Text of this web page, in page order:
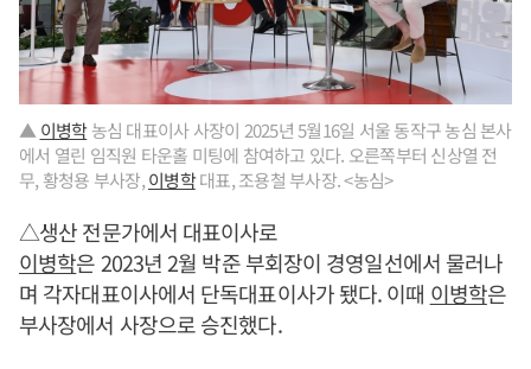
▲ 이병학농심 대표이사 사장이 2025년 5월16일 서울 동작구 농심 본사
에서 열린 임직원 타운홀 미팅에 참여하고 있다. 오른쪽부터 신상열 전
무, 황청용 부사장,이병학대표, 조용철 부사장. <농심>
△생산 전문가에서 대표이사로
이병학은 2023년 2월 박준 부회장이 경영일선에서 물러나
며 각자대표이사에서 단독대표이사가 됐다. 이때 이병학은
부사장에서 사장으로 승진했다.